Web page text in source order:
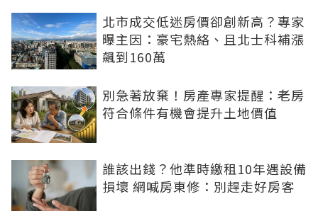
北市成交低迷房價卻創新高？專家
曝主因：豪宅熱絡、且北士科補漲
飆到160萬
別急著放棄！房產專家提醒：老房
符合條件有機會提升土地價值
誰該出錢？他準時繳租10年遇設備
損壞 網喊房東修：別趕走好房客